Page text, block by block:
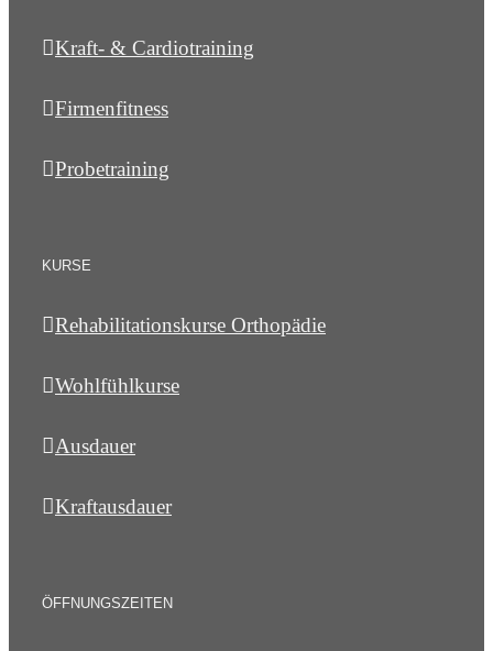
Kraft- & Cardiotraining
Firmenfitness
Probetraining
KURSE
Rehabilitationskurse Orthopädie
Wohlfühlkurse
Ausdauer
Kraftausdauer
ÖFFNUNGSZEITEN